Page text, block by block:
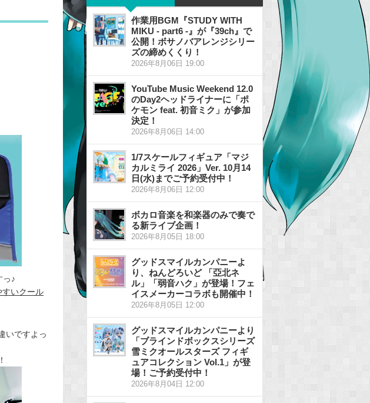
っ♪
すいクール
いですよっ
作業用BGM『STUDY WITH
MIKU - part6 -』が『39ch』で
公開！ボサノバアレンジシリー
ズの締めくくり！
2026年8月06日 19:00
YouTube Music Weekend 12.0
のDay2ヘッドライナーに「ポ
ケモン feat. 初音ミク」が参加
決定！
2026年8月06日 14:00
1/7スケールフィギュア「マジ
カルミライ 2026」Ver. 10月14
日(水)までご予約受付中！
2026年8月06日 12:00
ボカロ音楽を和楽器のみで奏で
る新ライブ企画！
2026年8月05日 18:00
グッドスマイルカンパニーよ
り、ねんどろいど 「亞北ネ
ル」「弱音ハク」が登場！フェ
イスメーカーコラボも開催中！
2026年8月05日 12:00
グッドスマイルカンパニーより
「ブラインドボックスシリーズ
雪ミクオールスターズ フィギ
ュアコレクション Vol.1」が登
場！ご予約受付中！
2026年8月04日 12:00